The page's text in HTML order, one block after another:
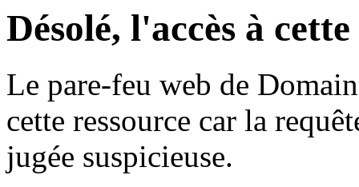
Désolé, l'accès à
Le pare-feu web de
cette ressource car la
jugée suspicieuse.